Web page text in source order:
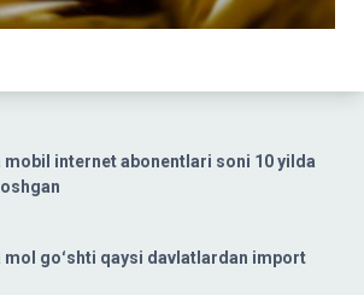
mobil internet abonentlari soni 10 yilda
mol goʻshti qaysi davlatlardan import